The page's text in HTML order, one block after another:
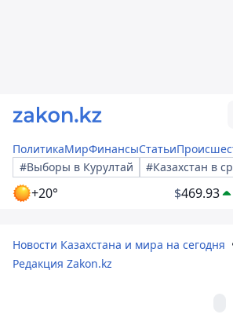
ПолитикаМирФинансыСтатьи
#Выборы в Курултай
#Казахстан в
+20° $469.93
Новости Казахстана и мира на сегодня
Редакция Zakon.kz